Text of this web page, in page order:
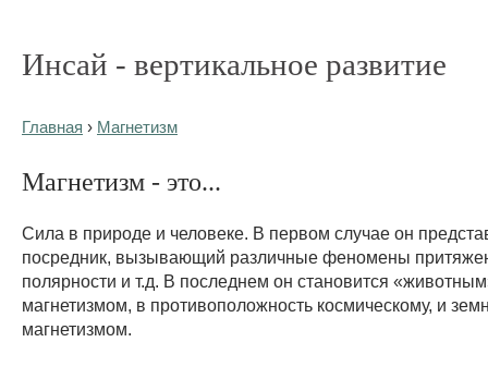
Инсай - вертикальное развитие
Главная › Магнетизм
Магнетизм - это...
Сила в природе и человеке. В первом случае он
посредник, вызывающий различные феномены
полярности и т.д. В последнем он становится
магнетизмом, в противоположность космическому, и
магнетизмом.